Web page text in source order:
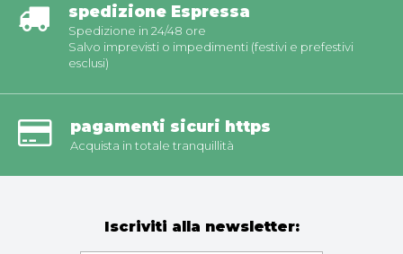
spedizione Espressa
Spedizione in 24/48 ore
Salvo imprevisti o impedimenti (festivi e prefestivi
esclusi)
pagamenti sicuri https
Acquista in totale tranquillità
Iscriviti alla newsletter: